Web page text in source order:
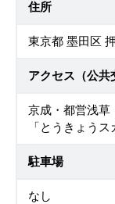
住所
東京都 墨田区
アクセス（公共
京成・都営浅草
「とうきょう
駐車場
なし